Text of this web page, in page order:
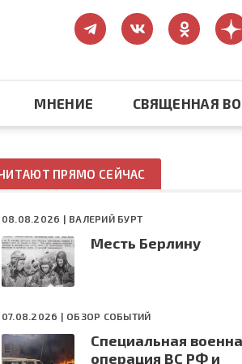
Конфликт на Украине
МНЕНИЕ СВЯЩЕННАЯ
ПРЯМО СЕЙЧАС
08.08.2026 | ВАЛЕРИЙ БУРТ
Месть Берлину
07.08.2026 | ОБЗОР СОБЫТИЙ
Специальная
операция ВС РФ и